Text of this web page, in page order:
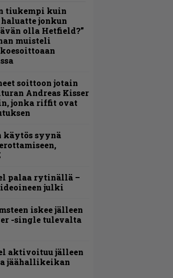
tiukempi kuin
jonkun
olla Hetfield?”
muisteli
soittoon jotain
Andreas Kisser
jonka riffit ovat
käytös syynä
palaa rytinällä –
julki
iskee jälleen
-single tulevalta
aktivoituu jälleen
jäähallikeikan